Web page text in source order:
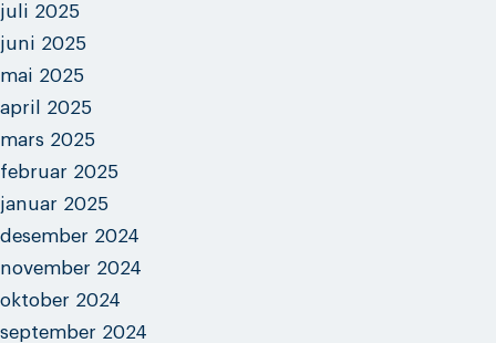
juli 2025
juni 2025
mai 2025
april 2025
mars 2025
februar 2025
januar 2025
desember 2024
november 2024
oktober 2024
september 2024